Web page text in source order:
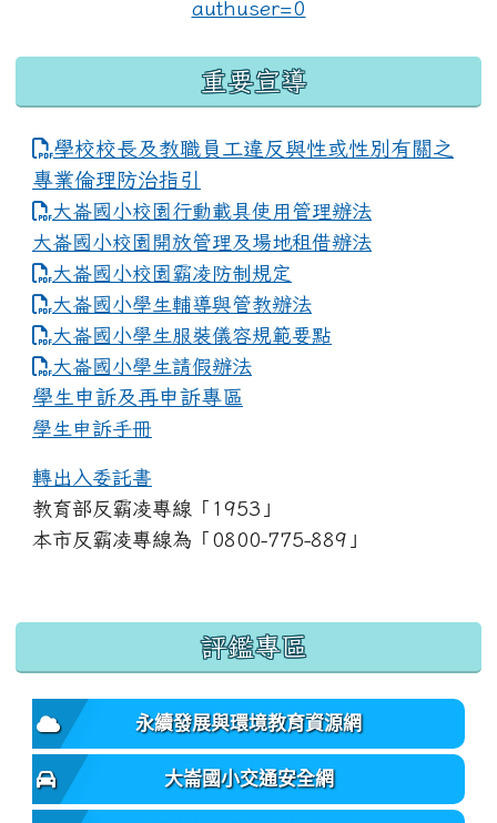
重要宣導
學校校長及教職員工違反與性或性別有關之
專業倫理防治指引
大崙國小校園行動載具使用管理辦法
大崙國小校園開放管理及場地租借辦法
大崙國小校園霸凌防制規定
大崙國小學生輔導與管教辦法
大崙國小學生服裝儀容規範要點
link to https://www.dles.tyc.edu.tw/uploads/
大崙國小學生請假辦法
學生申訴及再申訴專區
學生申訴手冊
轉出入委託書
教育部反霸凌專線「1953」
本市反霸凌專線為「0800-775-889」
:::
評鑑專區
永續發展與環境教育資源網
大崙國小交通安全網